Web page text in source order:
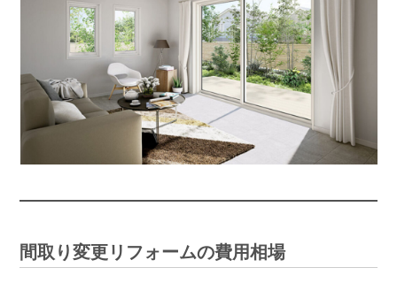
間取り変更リフォームの費用相場